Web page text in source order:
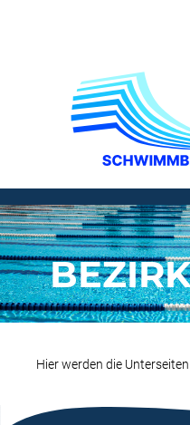
Hier werden die